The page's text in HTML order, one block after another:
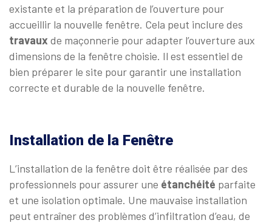
existante et la préparation de l’ouverture pour
accueillir la nouvelle fenêtre. Cela peut inclure des
travaux de maçonnerie pour adapter l’ouverture aux
dimensions de la fenêtre choisie. Il est essentiel de
bien préparer le site pour garantir une installation
correcte et durable de la nouvelle fenêtre.
Installation de la Fenêtre
L’installation de la fenêtre doit être réalisée par des
professionnels pour assurer une étanchéité parfaite
et une isolation optimale. Une mauvaise installation
peut entraîner des problèmes d’infiltration d’eau, de